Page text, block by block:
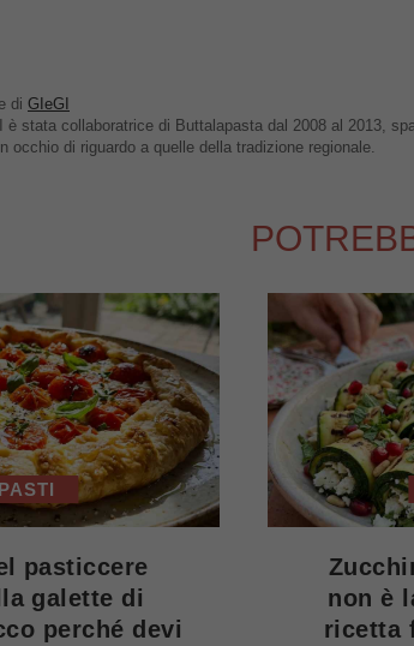
di GIeGI
è stata collaboratrice di Buttalapasta dal 2008 al 2013,
occhio di riguardo a quelle della tradizione regionale.
pasticcere
galette di
perché devi
non è
ricetta